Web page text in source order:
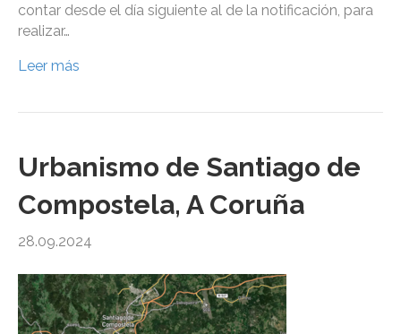
contar desde el día siguiente al de la notificación, para
realizar…
Leer más
Urbanismo de Santiago de
Compostela, A Coruña
28.09.2024